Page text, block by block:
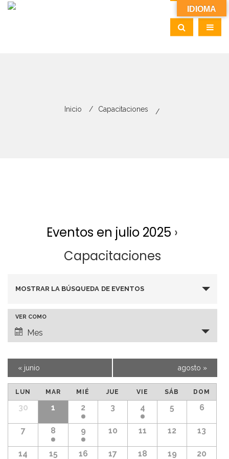
Inicio Capacitaciones
Eventos en julio 2025 ›
Capacitaciones
B
ú
s
q
u
e
d
a
MOSTRAR LA BÚSQUEDA DE EVENTOS
N
a
v
e
g
a
VER COMO
Mes
« junio agosto »
C
a
l
LUN MAR MIÉ JUE VIE SÁB DOM
30 1 2 3 4 5 6
7 8 9 10 11 12 13
14 15 16 17 18 19 20
IDIOMA